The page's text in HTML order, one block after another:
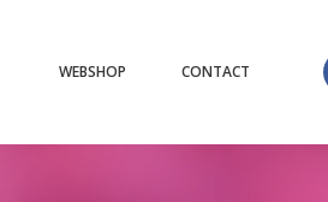
WEBSHOP CONTACT